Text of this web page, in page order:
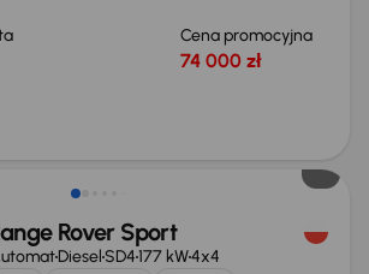
Cena promocyjna
74 000 zł
Rover Sport
DieselSD4177 kW4x4